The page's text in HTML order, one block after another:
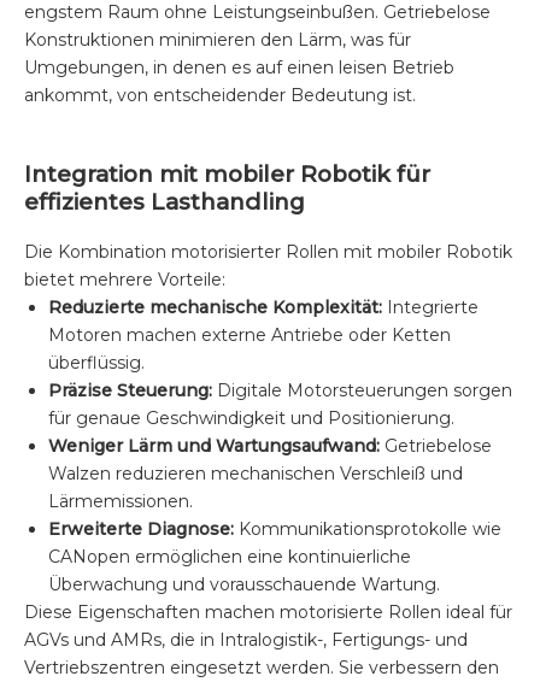
engstem Raum ohne Leistungseinbußen. Getriebelose
Konstruktionen minimieren den Lärm, was für
Umgebungen, in denen es auf einen leisen Betrieb
ankommt, von entscheidender Bedeutung ist.
Integration mit mobiler Robotik für
effizientes Lasthandling
Die Kombination motorisierter Rollen mit mobiler Robotik
bietet mehrere Vorteile:
Reduzierte mechanische Komplexität: Integrierte
Motoren machen externe Antriebe oder Ketten
überflüssig.
Präzise Steuerung: Digitale Motorsteuerungen sorgen
für genaue Geschwindigkeit und Positionierung.
Weniger Lärm und Wartungsaufwand: Getriebelose
Walzen reduzieren mechanischen Verschleiß und
Lärmemissionen.
Erweiterte Diagnose: Kommunikationsprotokolle wie
CANopen ermöglichen eine kontinuierliche
Überwachung und vorausschauende Wartung.
Diese Eigenschaften machen motorisierte Rollen ideal für
AGVs und AMRs, die in Intralogistik-, Fertigungs- und
Vertriebszentren eingesetzt werden. Sie verbessern den